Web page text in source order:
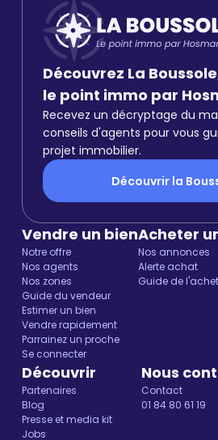
Découvrez La
le point immo par
Recevez un décryptage du
conseils d'agents pour vous
projet immobilier.
Découvrir la
Vendre un bien
Notre offre
Nos agents
Nos zones
Guide du vendeur
Estimer un bien
Vendre rapidement
Parrainez un proche
Se connecter
Acheter
Nos annonces
Alerte achat
Guide de
Découvrir
Partenaires
Blog
Presse et media kit
Jobs
Nous
Contact
01 84 80 61 19